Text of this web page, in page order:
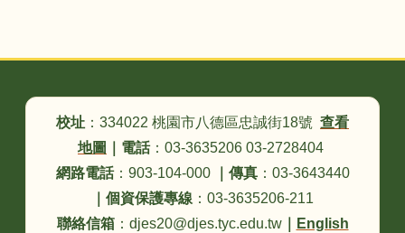
校址 ：334022 桃園市八德區忠誠街18號 查看
地圖
電話：03-3635206 03-2728404
網路電話：903-104-000 傳真：03-3643440
個資保護專線 ：03-3635206-211
聯絡信箱：djes20@djes.tyc.edu.tw｜
English